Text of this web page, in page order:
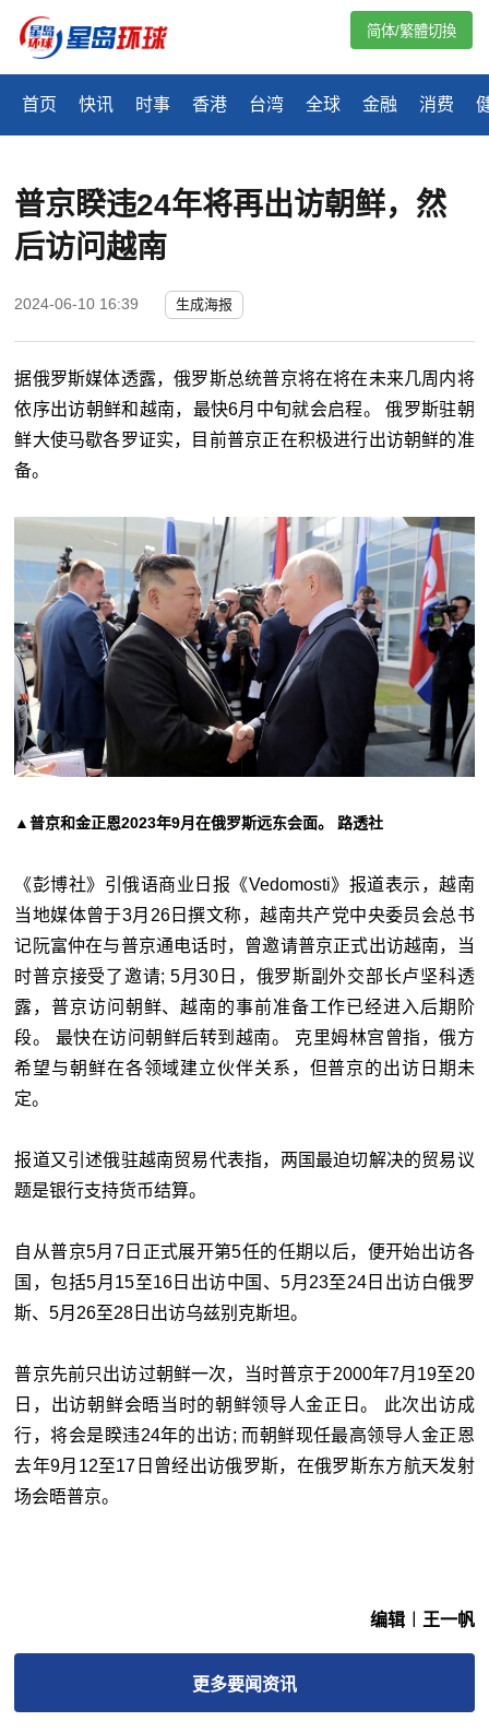
首页 快讯 时事 香港 台湾 全球 金融 消费
简体/繁體切換
普京睽违24年将再出访朝鲜，然
后访问越南
2024-06-10 16:39 生成海报
据俄罗斯媒体透露，俄罗斯总统普京将在将在未来几周内将
依序出访朝鲜和越南，最快6月中旬就会启程。 俄罗斯驻朝
鲜大使马歇各罗证实，目前普京正在积极进行出访朝鲜的准
备。
▲普京和金正恩2023年9月在俄罗斯远东会面。 路透社
《彭博社》引俄语商业日报《Vedomosti》报道表示，越南
当地媒体曾于3月26日撰文称，越南共产党中央委员会总书
记阮富仲在与普京通电话时，曾邀请普京正式出访越南，当
时普京接受了邀请; 5月30日，俄罗斯副外交部长卢坚科透
露，普京访问朝鲜、越南的事前准备工作已经进入后期阶
段。 最快在访问朝鲜后转到越南。 克里姆林宫曾指，俄方
希望与朝鲜在各领域建立伙伴关系，但普京的出访日期未
定。
报道又引述俄驻越南贸易代表指，两国最迫切解决的贸易议
题是银行支持货币结算。
自从普京5月7日正式展开第5任的任期以后，便开始出访各
国，包括5月15至16日出访中国、5月23至24日出访白俄罗
斯、5月26至28日出访乌兹别克斯坦。
普京先前只出访过朝鲜一次，当时普京于2000年7月19至20
日，出访朝鲜会晤当时的朝鲜领导人金正日。 此次出访成
行，将会是睽违24年的出访; 而朝鲜现任最高领导人金正恩
去年9月12至17日曾经出访俄罗斯，在俄罗斯东方航天发射
场会晤普京。
编辑︱王一帆
更多要闻资讯